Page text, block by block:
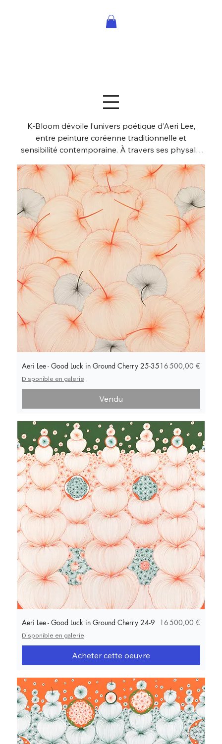
K-Bloom dévoile l’univers poétique d’Aeri Lee,
entre peinture coréenne traditionnelle et
sensibilité contemporaine. À travers ses physalis
explore la beauté, la vulnérabilité et
l’impermanence. Son geste précis et sincère fait
dialoguer vide et matière, raffinement et émotion.
Cette exposition est une ode à la nature et à
l’identité coréenne, une floraison artistique rare et
touchante.
Aeri Lee - Good Luck in Ground Cherry 25-35Prix
16 500,00 €
Disponible en galerie
Vendu
Aeri Lee - Good Luck in Ground Cherry 24-9 Prix
16 500,00 €
Disponible en galerie
Acheter cette oeuvre